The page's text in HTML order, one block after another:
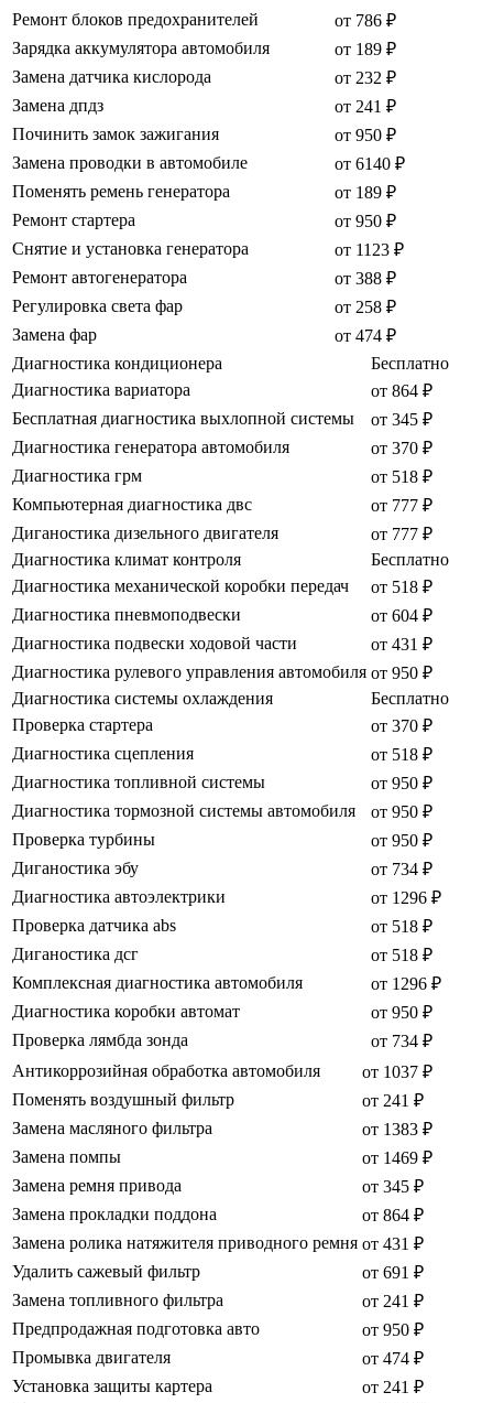
Ремонт блоков предохранителей
от 786 ₽
Зарядка аккумулятора автомобиля
от 189 ₽
Замена датчика кислорода
от 232 ₽
Замена дпдз
от 241 ₽
Починить замок зажигания
от 950 ₽
Замена проводки в автомобиле
от 6140 ₽
Поменять ремень генератора
от 189 ₽
Ремонт стартера
от 950 ₽
Снятие и установка генератора
от 1123 ₽
Ремонт автогенератора
от 388 ₽
Регулировка света фар
от 258 ₽
Замена фар
от 474 ₽
Диагностика кондиционера
Бесплатно
Диагностика вариатора
от 864 ₽
Бесплатная диагностика выхлопной системы
от 345 ₽
Диагностика генератора автомобиля
от 370 ₽
Диагностика грм
от 518 ₽
Компьютерная диагностика двс
от 777 ₽
Диганостика дизельного двигателя
от 777 ₽
Диагностика климат контроля
Бесплатно
Диагностика механической коробки передач
от 518 ₽
Диагностика пневмоподвески
от 604 ₽
Диагностика подвески ходовой части
от 431 ₽
Диагностика рулевого управления автомобиля от 950 ₽
Диагностика системы охлаждения
Бесплатно
Проверка стартера
от 370 ₽
Диагностика сцепления
от 518 ₽
Диагностика топливной системы
от 950 ₽
Диагностика тормозной системы автомобиля
от 950 ₽
Проверка турбины
от 950 ₽
Диганостика эбу
от 734 ₽
Диагностика автоэлектрики
от 1296 ₽
Проверка датчика abs
от 518 ₽
Диганостика дсг
от 518 ₽
Комплексная диагностика автомобиля
от 1296 ₽
Диагностика коробки автомат
от 950 ₽
Проверка лямбда зонда
от 734 ₽
Антикоррозийная обработка автомобиля
от 1037 ₽
Поменять воздушный фильтр
от 241 ₽
Замена масляного фильтра
от 1383 ₽
Замена помпы
от 1469 ₽
Замена ремня привода
от 345 ₽
Замена прокладки поддона
от 864 ₽
Замена ролика натяжителя приводного ремня от 431 ₽
Удалить сажевый фильтр
от 691 ₽
Замена топливного фильтра
от 241 ₽
Предпродажная подготовка авто
от 950 ₽
Промывка двигателя
от 474 ₽
Установка защиты картера
от 241 ₽